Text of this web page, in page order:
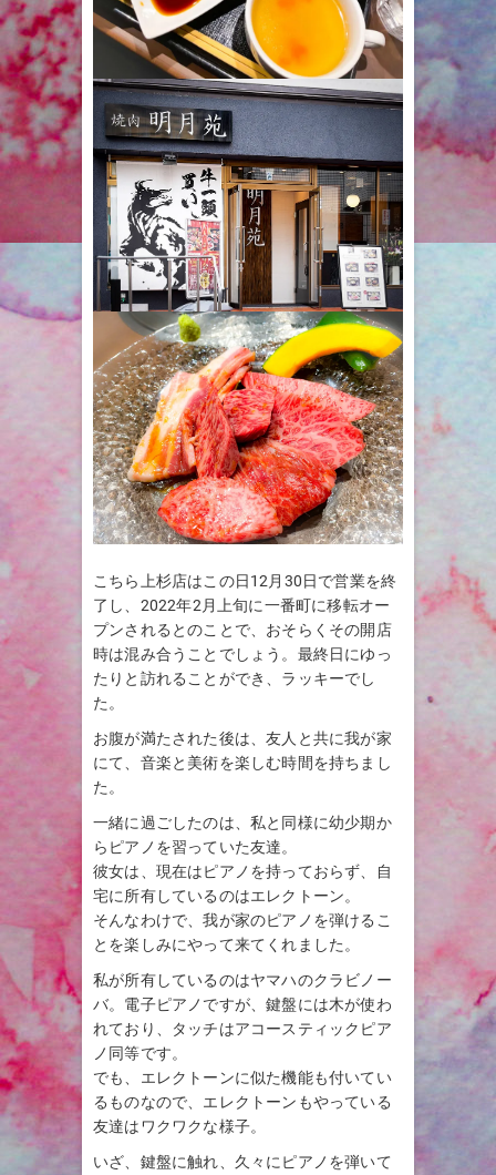
こちら上杉店はこの日12月30日で営業を終
了し、2022年2月上旬に一番町に移転オー
プンされるとのことで、おそらくその開店
時は混み合うことでしょう。最終日にゆっ
たりと訪れることができ、ラッキーでし
た。
お腹が満たされた後は、友人と共に我が家
にて、音楽と美術を楽しむ時間を持ちまし
た。
一緒に過ごしたのは、私と同様に幼少期か
らピアノを習っていた友達。
彼女は、現在はピアノを持っておらず、自
宅に所有しているのはエレクトーン。
そんなわけで、我が家のピアノを弾けるこ
とを楽しみにやって来てくれました。
私が所有しているのはヤマハのクラビノー
バ。電子ピアノですが、鍵盤には木が使わ
れており、タッチはアコースティックピア
ノ同等です。
でも、エレクトーンに似た機能も付いてい
るものなので、エレクトーンもやっている
友達はワクワクな様子。
いざ、鍵盤に触れ、久々にピアノを弾いて